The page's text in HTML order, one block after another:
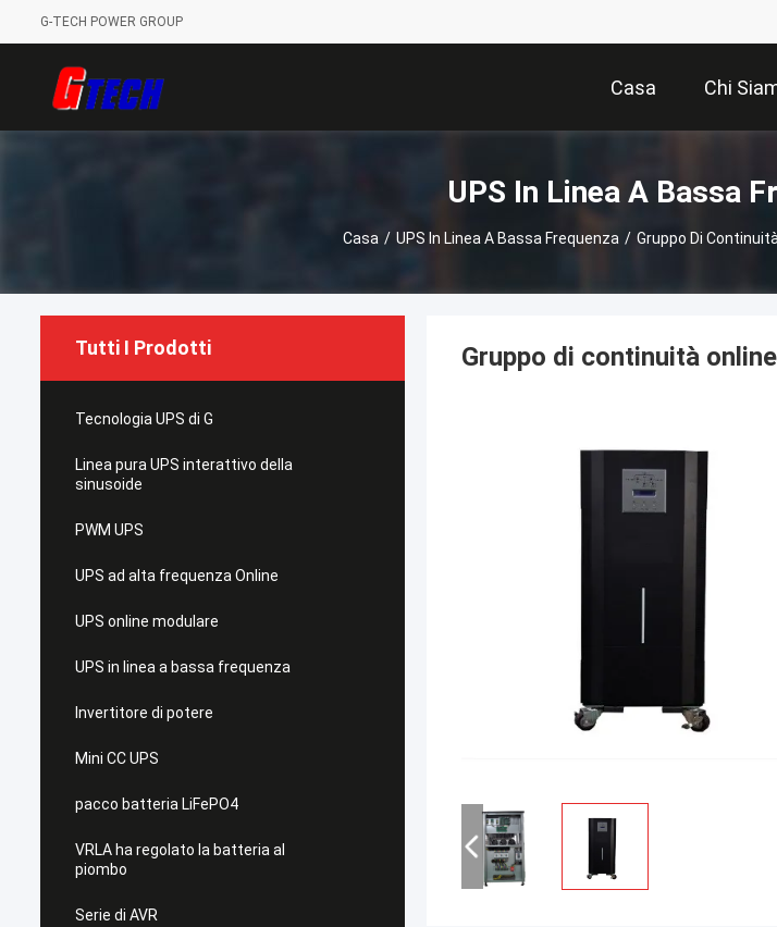
G-TECH POWER GROUP
Casa Chi
UPS In Linea A Bassa
Casa / UPS In Linea A Bassa Frequenza / Gruppo Di
Tutti I Prodotti
Tecnologia UPS di G
Linea pura UPS interattivo della
sinusoide
PWM UPS
UPS ad alta frequenza Online
UPS online modulare
UPS in linea a bassa frequenza
Invertitore di potere
Mini CC UPS
pacco batteria LiFePO4
VRLA ha regolato la batteria al
piombo
Serie di AVR
Gruppo di continuità